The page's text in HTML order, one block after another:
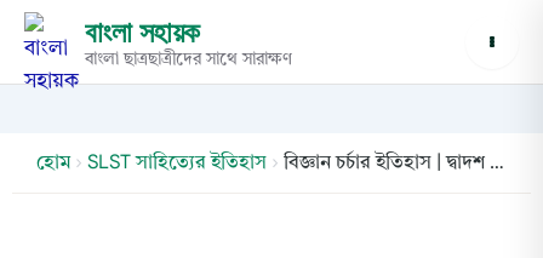
বাংলা সহায়ক
বাংলা ছাত্রছাত্রীদের সাথে সারাক্ষণ
হোম › SLST সাহিত্যের ইতিহাস › বিজ্ঞান চর্চার ইতিহাস | দ্বাদশ শ্রেণি| Class -XII | 3rd Semester |শিল্প সাহিত্য সংস্কৃতির ইতিহাস| bijyan charchar itihas | shilpo sahitto sanskritir itihas| SLST Bangla| SSC| MSC|BanglaSahayak.com